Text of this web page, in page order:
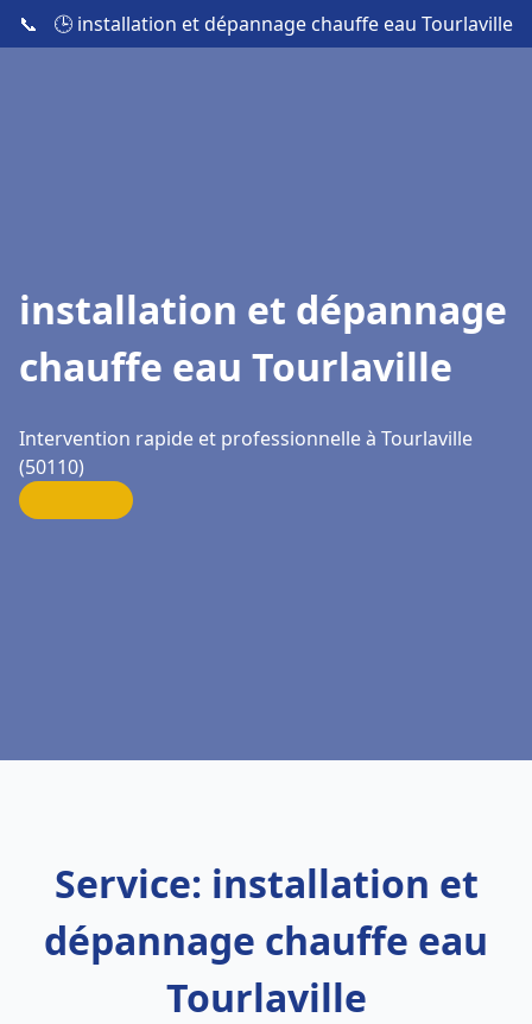
📞 🕒 installation et dépannage chauffe eau Tourlaville
installation et dépannage
chauffe eau Tourlaville
Intervention rapide et professionnelle à Tourlaville
(50110)
Service: installation et
dépannage chauffe eau
Tourlaville